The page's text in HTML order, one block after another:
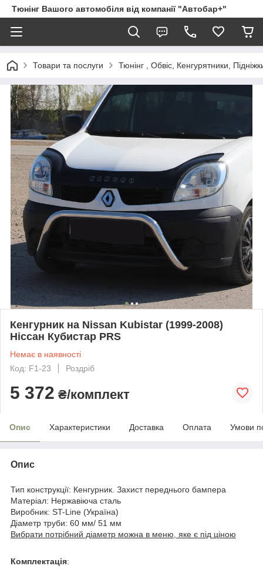
Тюнінг Вашого автомобіля від компанії "Автобар+"
Товари та послуги Тюнінг , Обвіс, Кенгурятники,
Кенгурник на Nissan Kubistar (1999-2008)
Ніссан Кубистар PRS
Немає в наявності
Код: F1-23
Роздріб
5 372 ₴/комплект
Опис Характеристики Доставка Оплата Умови
Опис
Тип конструкції: Кенгурник. Захист переднього бампера
Матеріал: Нержавіюча сталь
Виробник: ST-Line (Україна)
Діаметр труби: 60 мм/ 51 мм
Вибрати потрібний діаметр можна в меню, яке є під ціною
Комплектація: